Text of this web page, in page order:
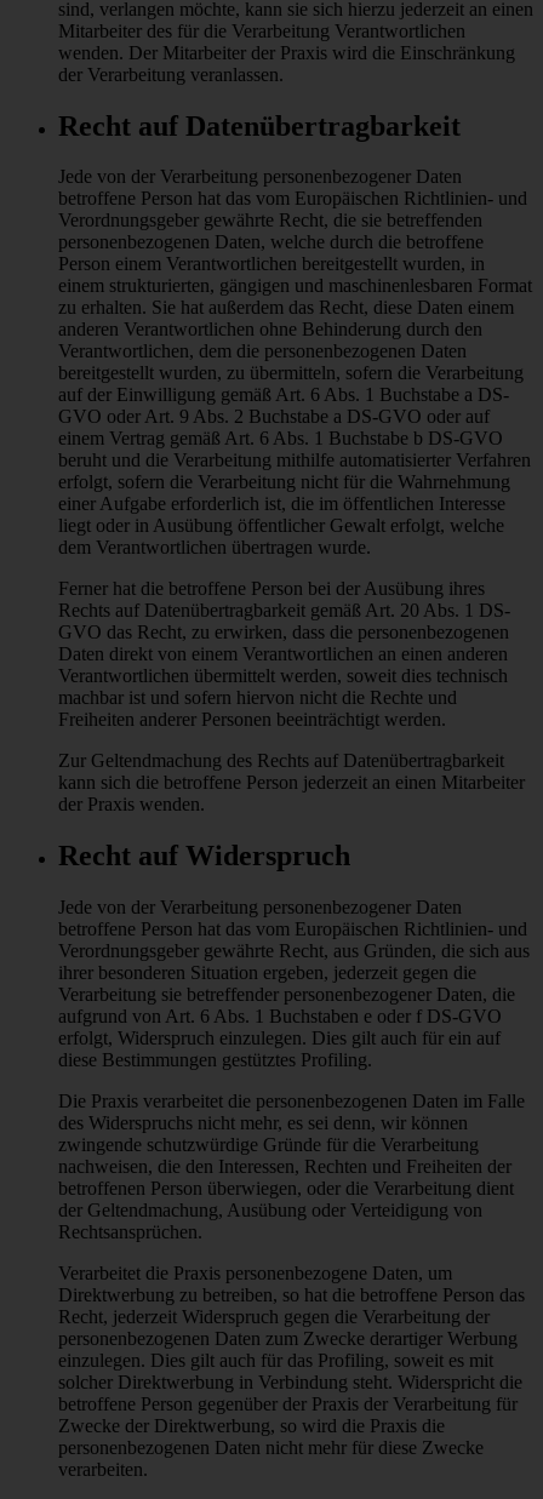
sind, verlangen möchte, kann sie sich hierzu jederzeit an einen
Mitarbeiter des für die Verarbeitung Verantwortlichen
wenden. Der Mitarbeiter der Praxis wird die Einschränkung
der Verarbeitung veranlassen.
Recht auf Datenübertragbarkeit
Jede von der Verarbeitung personenbezogener Daten
betroffene Person hat das vom Europäischen Richtlinien- und
Verordnungsgeber gewährte Recht, die sie betreffenden
personenbezogenen Daten, welche durch die betroffene
Person einem Verantwortlichen bereitgestellt wurden, in
einem strukturierten, gängigen und maschinenlesbaren Format
zu erhalten. Sie hat außerdem das Recht, diese Daten einem
anderen Verantwortlichen ohne Behinderung durch den
Verantwortlichen, dem die personenbezogenen Daten
bereitgestellt wurden, zu übermitteln, sofern die Verarbeitung
auf der Einwilligung gemäß Art. 6 Abs. 1 Buchstabe a DS-
GVO oder Art. 9 Abs. 2 Buchstabe a DS-GVO oder auf
einem Vertrag gemäß Art. 6 Abs. 1 Buchstabe b DS-GVO
beruht und die Verarbeitung mithilfe automatisierter Verfahren
erfolgt, sofern die Verarbeitung nicht für die Wahrnehmung
einer Aufgabe erforderlich ist, die im öffentlichen Interesse
liegt oder in Ausübung öffentlicher Gewalt erfolgt, welche
dem Verantwortlichen übertragen wurde.
Ferner hat die betroffene Person bei der Ausübung ihres
Rechts auf Datenübertragbarkeit gemäß Art. 20 Abs. 1 DS-
GVO das Recht, zu erwirken, dass die personenbezogenen
Daten direkt von einem Verantwortlichen an einen anderen
Verantwortlichen übermittelt werden, soweit dies technisch
machbar ist und sofern hiervon nicht die Rechte und
Freiheiten anderer Personen beeinträchtigt werden.
Zur Geltendmachung des Rechts auf Datenübertragbarkeit
kann sich die betroffene Person jederzeit an einen Mitarbeiter
der Praxis wenden.
Recht auf Widerspruch
Jede von der Verarbeitung personenbezogener Daten
betroffene Person hat das vom Europäischen Richtlinien- und
Verordnungsgeber gewährte Recht, aus Gründen, die sich aus
ihrer besonderen Situation ergeben, jederzeit gegen die
Verarbeitung sie betreffender personenbezogener Daten, die
aufgrund von Art. 6 Abs. 1 Buchstaben e oder f DS-GVO
erfolgt, Widerspruch einzulegen. Dies gilt auch für ein auf
diese Bestimmungen gestütztes Profiling.
Die Praxis verarbeitet die personenbezogenen Daten im Falle
des Widerspruchs nicht mehr, es sei denn, wir können
zwingende schutzwürdige Gründe für die Verarbeitung
nachweisen, die den Interessen, Rechten und Freiheiten der
betroffenen Person überwiegen, oder die Verarbeitung dient
der Geltendmachung, Ausübung oder Verteidigung von
Rechtsansprüchen.
Verarbeitet die Praxis personenbezogene Daten, um
Direktwerbung zu betreiben, so hat die betroffene Person das
Recht, jederzeit Widerspruch gegen die Verarbeitung der
personenbezogenen Daten zum Zwecke derartiger Werbung
einzulegen. Dies gilt auch für das Profiling, soweit es mit
solcher Direktwerbung in Verbindung steht. Widerspricht die
betroffene Person gegenüber der Praxis der Verarbeitung für
Zwecke der Direktwerbung, so wird die Praxis die
personenbezogenen Daten nicht mehr für diese Zwecke
verarbeiten.